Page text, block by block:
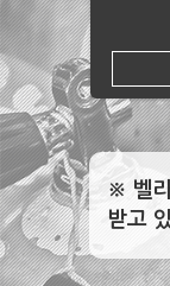
※ 벨
받고